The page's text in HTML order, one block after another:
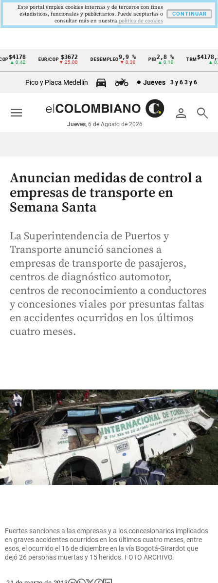
Cintillo
económicos
Colombia
$4178
▲ 0.42
EUR/COP $3672
▼ 25.00
DESEMPLEO9,9 %
▼ 0.30
2,8 %
▲ 0.10
TRM$4178,23
▲ 0.42
Pico y Placa Medellín Jueves 3 y 6 3 y 6
person search
Jueves, 6 de Agosto de 2026
menu
Anuncian medidas de control a
empresas de transporte en
Semana Santa
La Superintendencia de Puertos y
Transporte anunció sanciones a
empresas de transporte de pasajeros,
centros de diagnóstico automotor,
centros de reconocimiento a conductores
y concesiones viales por presuntas faltas
en accidentes ocurridos en los últimos
cuatro meses.
Fuertes sanciones a las empresas y a los concesionarios implicados
en graves accidentes ocurridos en los últimos cuatro meses, entre
esos, el ocurrido el 16 de diciembre en la vía Bogotá-Girardot que
dejó 26 personas muertas y 15 heridos. FOTO ARCHIVO.
Este portal emplea cookies internas y de terceros con fines
estadísticos, funcionales y publicitarios. Puede aceptarlas o
consultar más en nuestra politica de cookies
CONTINUAR